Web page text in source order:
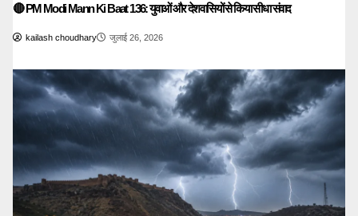
🔴 PM Modi Mann Ki Baat 136: युवाओं और देशवासियों से किया सीधा संवाद
kailash choudhary जुलाई 26, 2026